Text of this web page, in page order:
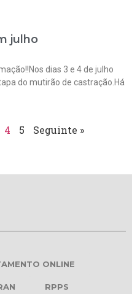
julho
dias 3 e 4 de julho
do mutirão de castração.Há
4 5 Seguinte »
ONLINE
RPPS